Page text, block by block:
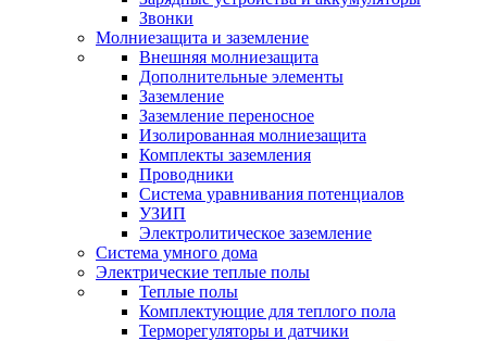
Звонки
Молниезащита и заземление
Внешняя молниезащита
Дополнительные элементы
Заземление
Заземление переносное
Изолированная молниезащита
Комплекты заземления
Проводники
Система уравнивания потенциалов
УЗИП
Электролитическое заземление
Система умного дома
Электрические теплые полы
Теплые полы
Комплектующие для теплого пола
Терморегуляторы и датчики